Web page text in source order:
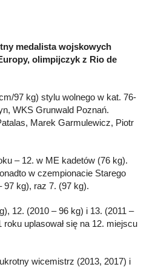
medalista wojskowych
olimpijczyk z Rio de
97 kg) stylu wolnego w kat. 76-
WKS Grunwald Poznań.
Marek Garmulewicz, Piotr
– 12. w ME kadetów (76 kg).
w czempionacie Starego
97 kg), raz 7. (97 kg).
12. (2010 – 96 kg) i 13. (2011 –
uplasował się na 12. miejscu
wicemistrz (2013, 2017) i